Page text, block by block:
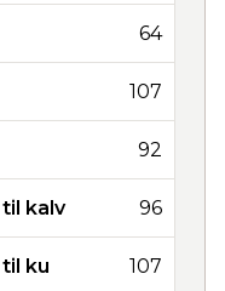
64
107
92
kalv 96
ku 107